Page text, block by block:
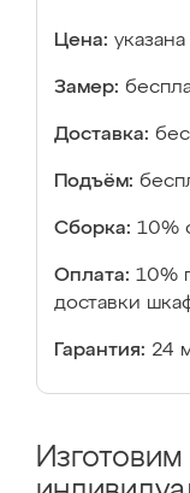
Цена:
Замер:
Доставка:
Подъём:
Сборка: 10%
Оплата: 10%
доставки
Гарантия: 24